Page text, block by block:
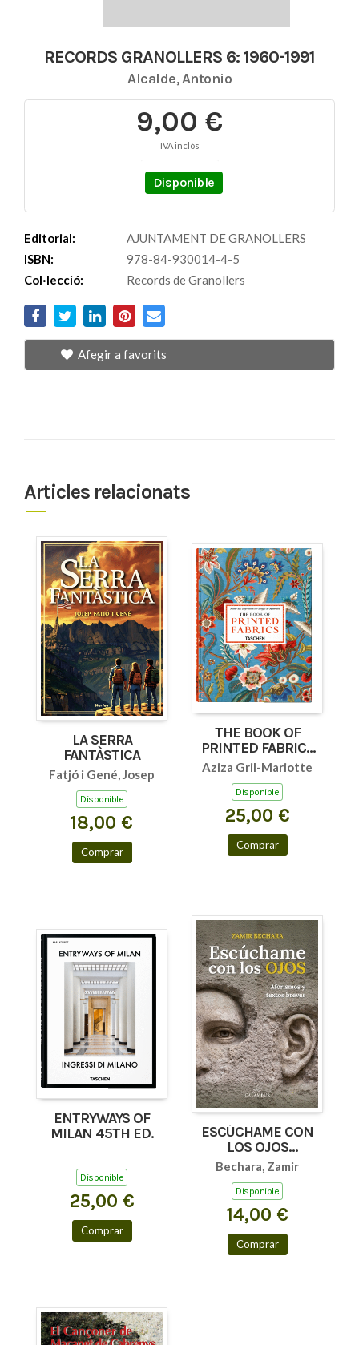
RECORDS GRANOLLERS 6: 1960-1991
Alcalde, Antonio
9,00 €
IVA inclós
Disponible
Editorial:
AJUNTAMENT DE GRANOLLERS
ISBN:
978-84-930014-4-5
Col·lecció:
Records de Granollers
Afegir a favorits
Articles relacionats
LA SERRA
FANTÀSTICA
Fatjó i Gené, Josep
Disponible
18,00 €
Comprar
THE BOOK OF
PRINTED FABRICS
45TH ED.
Aziza Gril-Mariotte
Disponible
25,00 €
Comprar
ENTRYWAYS OF
MILAN 45TH ED.
Disponible
25,00 €
Comprar
ESCÚCHAME CON
LOS OJOS
(AFORISMOS Y
TEXTOS BREVES)
Bechara, Zamir
Disponible
14,00 €
Comprar